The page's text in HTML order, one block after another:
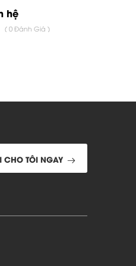
hệ
( 0 Đánh Giá )
CHO TÔI NGAY